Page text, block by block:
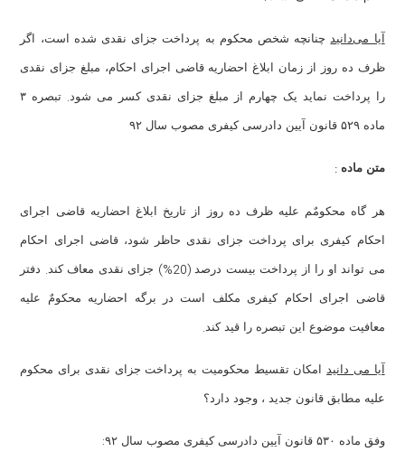
آیا می‌دانیدچنانچه شخص محکوم به پرداخت جزای نقدی شده است، اگر
ظرف ده روز از زمان ابلاغ احضاریه قاضی اجرای احکام، مبلغ جزای نقدی
را پرداخت نماید یک چهارم از مبلغ جزای نقدی کسر می شود. تبصره ۳
ماده ۵۲۹ قانون آیین دادرسی کیفری مصوب سال ۹۲
متن ماده:
هر گاه محکومٌم علیه ظرف ده روز از تاریخ ابلاغ احضاریه قاضی اجرای
احکام کیفری برای پرداخت جزای نقدی حاظر شود، قاضی اجرای احکام
می تواند او را از پرداخت بیست درصد(20%) جزای نقدی معاف کند . دفتر
قاضی اجرای احکام کیفری مکلف است در برگه احضاریه محکومٌ علیه
معافیت موضوع این تبصره را قید کند .
آیا می دانید امکان تقسیط محکومیت به پرداخت جزای نقدی برای محکوم
علیه مطابق قانون جدید ، وجود دارد؟
وفق ماده ۵۳۰ قانون آیین دادرسی کیفری مصوب سال ۹۲ :